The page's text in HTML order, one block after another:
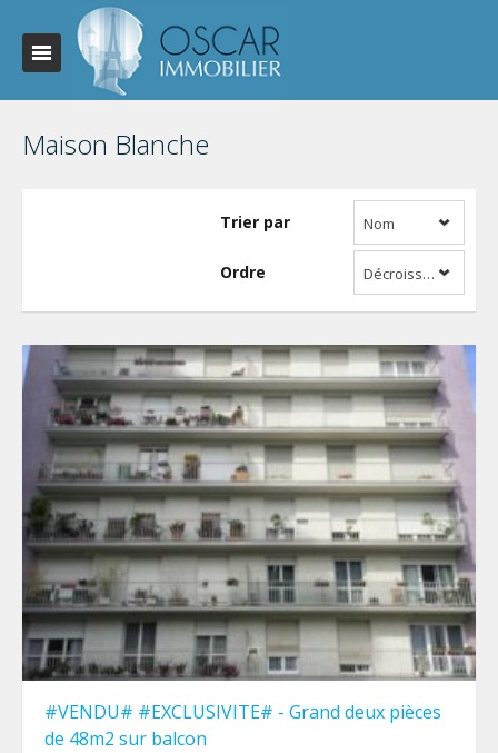
Maison Blanche
Trier par Nom
Ordre Décroissant
#VENDU# #EXCLUSIVITE# - Grand deux pièces
de 48m2 sur balcon